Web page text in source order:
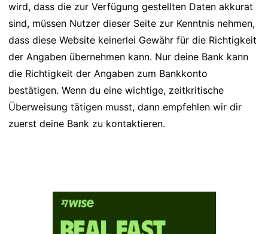
wird, dass die zur Verfügung gestellten Daten akkurat
sind, müssen Nutzer dieser Seite zur Kenntnis nehmen,
dass diese Website keinerlei Gewähr für die Richtigkeit
der Angaben übernehmen kann. Nur deine Bank kann
die Richtigkeit der Angaben zum Bankkonto
bestätigen. Wenn du eine wichtige, zeitkritische
Überweisung tätigen musst, dann empfehlen wir dir
zuerst deine Bank zu kontaktieren.